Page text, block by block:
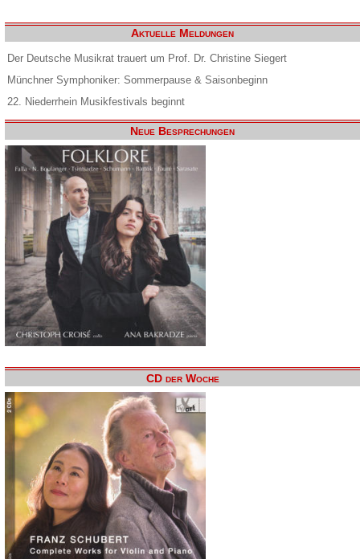
Aktuelle Meldungen
Der Deutsche Musikrat trauert um Prof. Dr. Christine Siegert
Münchner Symphoniker: Sommerpause & Saisonbeginn
22. Niederrhein Musikfestivals beginnt
Neue Besprechungen
CD der Woche